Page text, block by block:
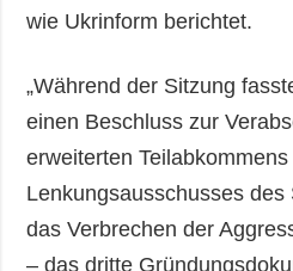
wie Ukrinform berichtet.
„Während der Sitzung
einen Beschluss zur
erweiterten
Lenkungsausschusses
das Verbrechen der
– das dritte